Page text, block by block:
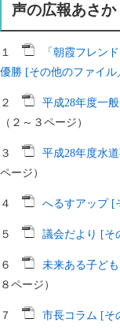
声の広報あさか
１
「朝霞フレン
優勝 [その他のファイル
２
平成28年度一
（２～３ページ）
３ 平成28年度水
ページ）
４ へるすアップ [
５ 議会だより [そ
６ 未来ある子ど
８ページ）
７ 市長コラム [そ